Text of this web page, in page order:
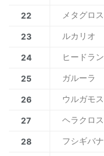
22 メタグロス
23 ルカリオ
24 ヒードラン
25 ガルーラ
26 ウルガモス
27 ヘラクロス
28 フシギバナ